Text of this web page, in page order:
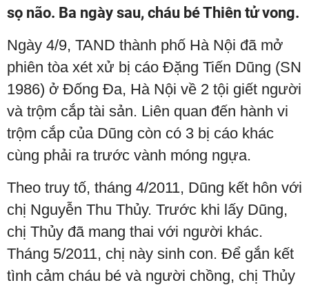
sọ não. Ba ngày sau, cháu bé Thiên tử vong.
Ngày 4/9, TAND thành phố Hà Nội đã mở
phiên tòa xét xử bị cáo Đặng Tiến Dũng (SN
1986) ở Đống Đa, Hà Nội về 2 tội giết người
và trộm cắp tài sản. Liên quan đến hành vi
trộm cắp của Dũng còn có 3 bị cáo khác
cùng phải ra trước vành móng ngựa.
Theo truy tố, tháng 4/2011, Dũng kết hôn với
chị Nguyễn Thu Thủy. Trước khi lấy Dũng,
chị Thủy đã mang thai với người khác.
Tháng 5/2011, chị này sinh con. Để gắn kết
tình cảm cháu bé và người chồng, chị Thủy